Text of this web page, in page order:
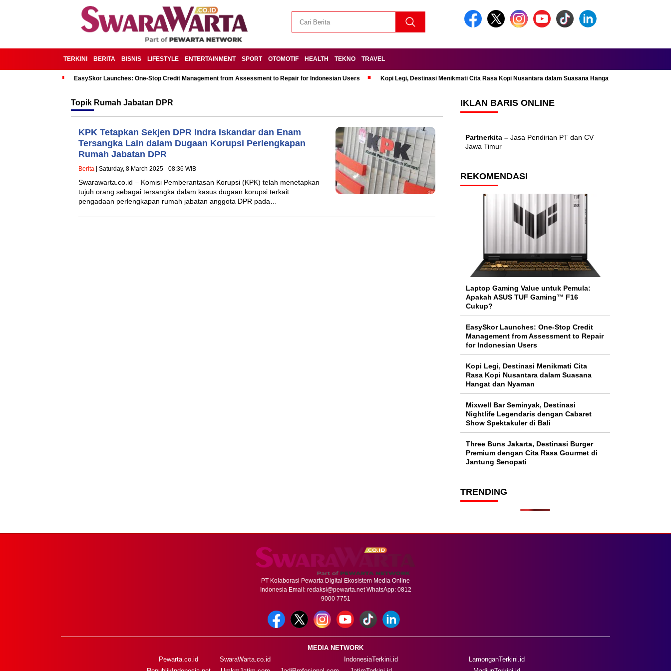
TERKINI BERITA BISNIS LIFESTYLE ENTERTAINMENT SPORT OTOMOTIF HEALTH TEKNO TRAVEL
EasySkor Launches: One-Stop Credit Management from Assessment to Repair for Indonesian Users Kopi Legi, Destinasi Menikmati Cita Rasa Kopi Nusantara dalam Suasana Hangat dan Nyaman
Topik Rumah Jabatan DPR
KPK Tetapkan Sekjen DPR Indra Iskandar dan Enam
Tersangka Lain dalam Dugaan Korupsi Perlengkapan
Rumah Jabatan DPR
Berita | Saturday, 8 March 2025 - 08:36 WIB
Swarawarta.co.id – Komisi Pemberantasan Korupsi (KPK) telah menetapkan
tujuh orang sebagai tersangka dalam kasus dugaan korupsi terkait
pengadaan perlengkapan rumah jabatan anggota DPR pada…
IKLAN BARIS ONLINE
Partnerkita – Jasa Pendirian PT dan CV
Jawa Timur
REKOMENDASI
Laptop Gaming Value untuk Pemula:
Apakah ASUS TUF Gaming™ F16
Cukup?
EasySkor Launches: One-Stop Credit
Management from Assessment to Repair
for Indonesian Users
Kopi Legi, Destinasi Menikmati Cita
Rasa Kopi Nusantara dalam Suasana
Hangat dan Nyaman
Mixwell Bar Seminyak, Destinasi
Nightlife Legendaris dengan Cabaret
Show Spektakuler di Bali
Three Buns Jakarta, Destinasi Burger
Premium dengan Cita Rasa Gourmet di
Jantung Senopati
TRENDING
PT Kolaborasi Pewarta Digital Ekosistem Media Online
Indonesia Email: redaksi@pewarta.netWhatsApp: 0812
9000 7751
MEDIA NETWORK
Pewarta.co.id
SwaraWarta.co.id
IndonesiaTerkini.id
LamonganTerkini.id